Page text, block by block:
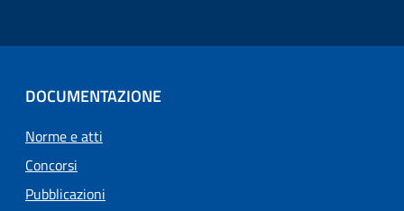
DOCUMENTAZIONE
Norme e atti
Concorsi
Pubblicazioni